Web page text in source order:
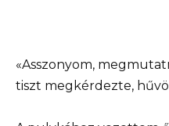
«Asszonyom,
tiszt megkérdezte,